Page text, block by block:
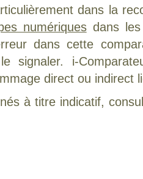
dans la
numériquesdans les
dans cette
signaler. i-
direct ou indirect
à titre indicatif,